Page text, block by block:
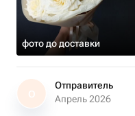
фото до доставки
О
Отправитель
Апрель 2026